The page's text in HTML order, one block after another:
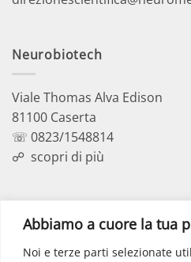
Abbiamo a cuore la tua
Noi e terze parti selezionate
Neurobiotech
Viale Thomas Alva Edison
81100 Caserta
☏ 0823/1548814
☍ scopri di più
Via dell’Elettronica